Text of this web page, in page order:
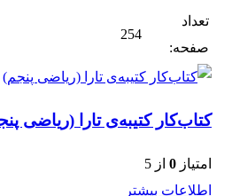
تعداد
صفحه:
254
کتاب‌کار کتیبه‌ی تارا (ریاضی
امتیاز 0 از 5
اطلاعات بیشتر